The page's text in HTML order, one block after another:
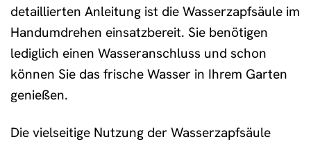
detaillierten Anleitung ist die Wasserzapfsäule im
Handumdrehen einsatzbereit. Sie benötigen
lediglich einen Wasseranschluss und schon
können Sie das frische Wasser in Ihrem Garten
genießen.
Die vielseitige Nutzung der Wasserzapfsäule